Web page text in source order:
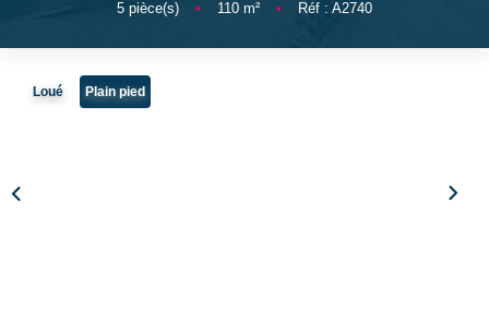
NOTRE AGENCE
5 pièce(s) • 110 m² • Réf : A2740
Loué Plain pied